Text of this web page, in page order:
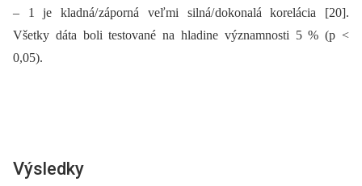
–⁠ 1 je kladná/ záporná veľmi silná/ dokonalá korelácia [20].
Všetky dáta boli testované na hladine významnosti 5 % (p <
0,05).
Výsledky